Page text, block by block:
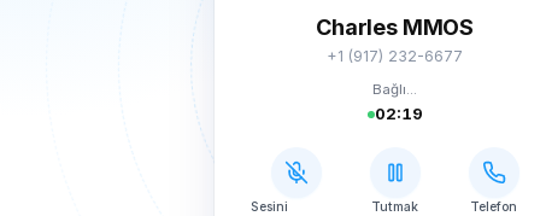
Charles MMOS
+1 (917) 232-6677
Bağlı...
02:19
Sesini
Tutmak Telefon